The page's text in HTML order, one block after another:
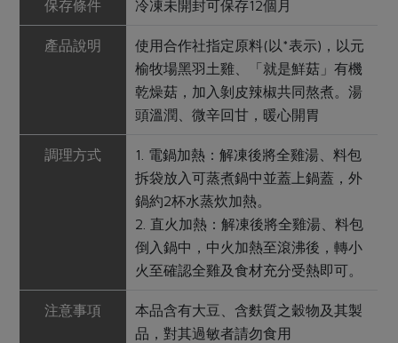
保存條件 冷凍未開封可保存12個月
產品說明
使用合作社指定原料(以*表示)，以元
榆牧場黑羽土雞、「就是鮮菇」有機
乾燥菇，加入剝皮辣椒共同熬煮。湯
頭溫潤、微辛回甘，暖心開胃
調理方式
1. 電鍋加熱：解凍後將全雞湯、料包
拆袋放入可蒸煮鍋中並蓋上鍋蓋，外
鍋約2杯水蒸炊加熱。
2. 直火加熱：解凍後將全雞湯、料包
倒入鍋中，中火加熱至滾沸後，轉小
火至確認全雞及食材充分受熱即可。
注意事項
本品含有大豆、含麩質之穀物及其製
品，對其過敏者請勿食用